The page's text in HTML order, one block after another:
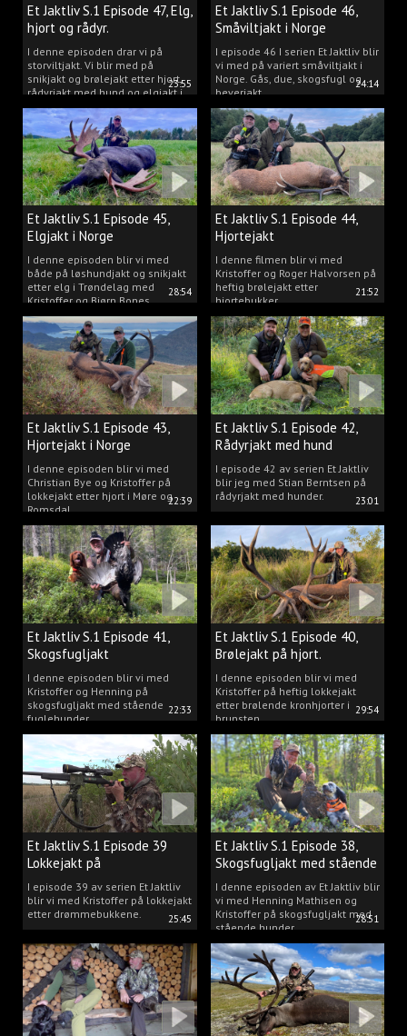
23:55
Et Jaktliv S.1 Episode 47, Elg,
hjort og rådyr.
I denne episoden drar vi på
storviltjakt. Vi blir med på
snikjakt og brølejakt etter hjort,
rådyrjakt med hund og elgjakt i
Trøndelag.
24:14
Et Jaktliv S.1 Episode 46,
Småviltjakt i Norge
I episode 46 I serien Et Jaktliv blir
vi med på variert småviltjakt i
Norge. Gås, due, skogsfugl og
beverjakt.
28:54
Et Jaktliv S.1 Episode 45,
Elgjakt i Norge
I denne episoden blir vi med
både på løshundjakt og snikjakt
etter elg i Trøndelag med
Kristoffer og Bjørn Bones
21:52
Et Jaktliv S.1 Episode 44,
Hjortejakt
I denne filmen blir vi med
Kristoffer og Roger Halvorsen på
heftig brølejakt etter
hjortebukker.
22:39
Et Jaktliv S.1 Episode 43,
Hjortejakt i Norge
I denne episoden blir vi med
Christian Bye og Kristoffer på
lokkejakt etter hjort i Møre og
Romsdal.
23:01
Et Jaktliv S.1 Episode 42,
Rådyrjakt med hund
I episode 42 av serien Et Jaktliv
blir jeg med Stian Berntsen på
rådyrjakt med hunder.
22:33
Et Jaktliv S.1 Episode 41,
Skogsfugljakt
I denne episoden blir vi med
Kristoffer og Henning på
skogsfugljakt med stående
fuglehunder.
29:54
Et Jaktliv S.1 Episode 40,
Brølejakt på hjort.
I denne episoden blir vi med
Kristoffer på heftig lokkejakt
etter brølende kronhjorter i
brunsten.
25:45
Et Jaktliv S.1 Episode 39
Lokkejakt på
drømmebukkene
I episode 39 av serien Et Jaktliv
blir vi med Kristoffer på lokkejakt
etter drømmebukkene.
28:51
Et Jaktliv S.1 Episode 38,
Skogsfugljakt med stående
hunder.
I denne episoden av Et Jaktliv blir
vi med Henning Mathisen og
Kristoffer på skogsfugljakt med
stående hunder.